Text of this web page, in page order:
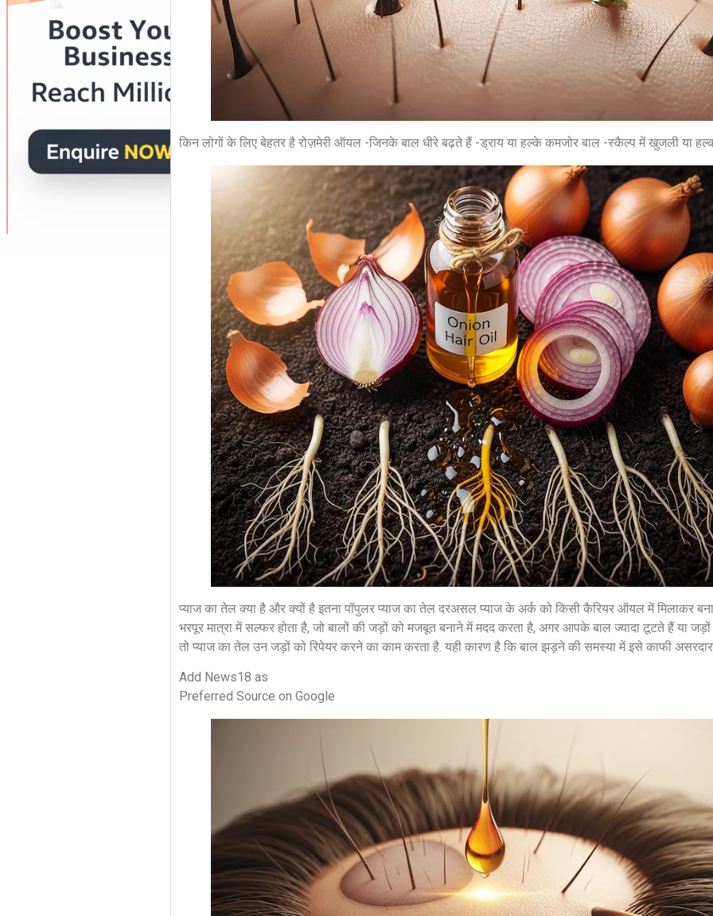
किन लोगों के लिए बेहतर है रोज़मेरी ऑयल -जिनके बाल धीरे बढ़ते हैं -ड्राय या हल्के कमजोर बाल -स्कैल्प में खुजली या
प्याज का तेल क्या है और क्यों है इतना पॉपुलर प्याज का तेल दरअसल प्याज के अर्क को किसी कैरियर ऑयल में मिलाकर
भरपूर मात्रा में सल्फर होता है, जो बालों की जड़ों को मजबूत बनाने में मदद करता है, अगर आपके बाल ज्यादा टूटते हैं या
तो प्याज का तेल उन जड़ों को रिपेयर करने का काम करता है. यही कारण है कि बाल झड़ने की समस्या में इसे काफी असरदार
Add News18 as
Preferred Source on Google
Jansarokar Bharat
सुप्रीम कोर्ट के हस्तक्षेप के बाद
एआर रहमान झुके:‘वीरा राजा वीरा’
में जूनियर डागर ब्रदर्स को क्रेडिट
देंगे; कॉपीराइट विवाद…
February 20, 2026 / 5:37 pm
शेयर करें -
Jansarokar Bharat
शिल्पा शेट्टी के
बड़ी कानूनी
के बिटकॉइन
मिली बेल,…
February 20, 2026
शेयर करें -